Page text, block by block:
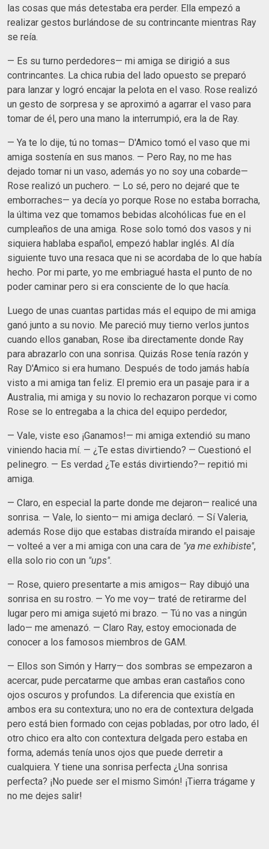
las cosas que más detestaba era perder. Ella empezó a
realizar gestos burlándose de su contrincante mientras Ray
se reía.
— Es su turno perdedores— mi amiga se dirigió a sus
contrincantes. La chica rubia del lado opuesto se preparó
para lanzar y logró encajar la pelota en el vaso. Rose realizó
un gesto de sorpresa y se aproximó a agarrar el vaso para
tomar de él, pero una mano la interrumpió, era la de Ray.
— Ya te lo dije, tú no tomas— D'Amico tomó el vaso que mi
amiga sostenía en sus manos. — Pero Ray, no me has
dejado tomar ni un vaso, además yo no soy una cobarde—
Rose realizó un puchero. — Lo sé, pero no dejaré que te
emborraches— ya decía yo porque Rose no estaba borracha,
la última vez que tomamos bebidas alcohólicas fue en el
cumpleaños de una amiga. Rose solo tomó dos vasos y ni
siquiera hablaba español, empezó hablar inglés. Al día
siguiente tuvo una resaca que ni se acordaba de lo que había
hecho. Por mi parte, yo me embriagué hasta el punto de no
poder caminar pero si era consciente de lo que hacía.
Luego de unas cuantas partidas más el equipo de mi amiga
ganó junto a su novio. Me pareció muy tierno verlos juntos
cuando ellos ganaban, Rose iba directamente donde Ray
para abrazarlo con una sonrisa. Quizás Rose tenía razón y
Ray D'Amico si era humano. Después de todo jamás había
visto a mi amiga tan feliz. El premio era un pasaje para ir a
Australia, mi amiga y su novio lo rechazaron porque vi como
Rose se lo entregaba a la chica del equipo perdedor,
— Vale, viste eso ¡Ganamos!— mi amiga extendió su mano
viniendo hacia mí. — ¿Te estas divirtiendo? — Cuestionó el
pelinegro. — Es verdad ¿Te estás divirtiendo?— repitió mi
amiga.
— Claro, en especial la parte donde me dejaron— realicé una
sonrisa. — Vale, lo siento— mi amiga declaró. — Sí Valeria,
además Rose dijo que estabas distraída mirando el paisaje
— volteé a ver a mi amiga con una cara de "ya me exhibiste",
ella solo rio con un "ups".
— Rose, quiero presentarte a mis amigos— Ray dibujó una
sonrisa en su rostro. — Yo me voy— traté de retirarme del
lugar pero mi amiga sujetó mi brazo. — Tú no vas a ningún
lado— me amenazó. — Claro Ray, estoy emocionada de
conocer a los famosos miembros de GAM.
— Ellos son Simón y Harry— dos sombras se empezaron a
acercar, pude percatarme que ambas eran castaños cono
ojos oscuros y profundos. La diferencia que existía en
ambos era su contextura; uno no era de contextura delgada
pero está bien formado con cejas pobladas, por otro lado, él
otro chico era alto con contextura delgada pero estaba en
forma, además tenía unos ojos que puede derretir a
cualquiera. Y tiene una sonrisa perfecta ¿Una sonrisa
perfecta? ¡No puede ser el mismo Simón! ¡Tierra trágame y
no me dejes salir!